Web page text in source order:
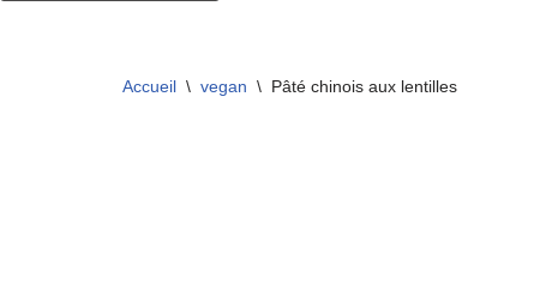
Accueil \ vegan \ Pâté chinois aux lentilles